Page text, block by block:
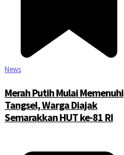
News
Merah Putih Mulai Memenuhi
Tangsel, Warga Diajak
Semarakkan HUT ke-81 RI